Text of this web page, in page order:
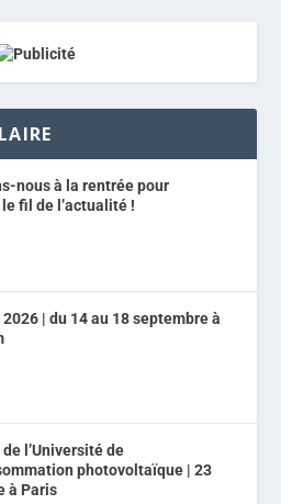
nous à la rentrée pour
fil de l’actualité !
2026 | du 14 au 18 septembre à
l’Université de
photovoltaïque | 23
à Paris